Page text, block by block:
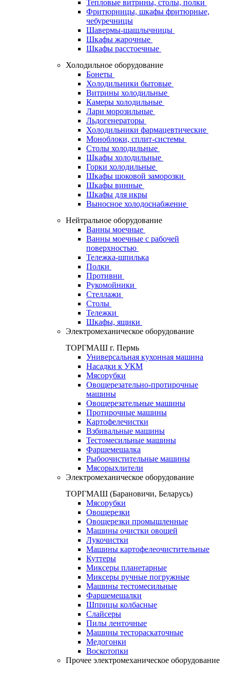
Тепловые витрины, столы, полки
Фритюрницы, шкафы фритюрные,
чебуречницы
Шавермы-шашлычницы
Шкафы жарочные
Шкафы расстоечные
Холодильное оборудование
Бонеты
Холодильники бытовые
Витрины холодильные
Камеры холодильные
Лари морозильные
Льдогенераторы
Холодильники фармацевтические
Моноблоки, сплит-системы
Столы холодильные
Шкафы холодильные
Горки холодильные
Шкафы шоковой заморозки
Шкафы винные
Шкафы для икры
Выносное холодоснабжение
Нейтральное оборудование
Ванны моечные
Ванны моечные с рабочей
поверхностью
Тележка-шпилька
Полки
Противни
Рукомойники
Стеллажи
Столы
Тележки
Шкафы, ящики
Электромеханическое оборудование
ТОРГМАШ г. Пермь
Универсальная кухонная машина
Насадки к УКМ
Мясорубки
Овощерезательно-протирочные
машины
Овощерезательные машины
Протирочные машины
Картофелечистки
Взбивальные машины
Тестомесильные машины
Фаршемешалка
Рыбоочистительные машины
Мясорыхлители
Электромеханическое оборудование
ТОРГМАШ (Барановичи, Беларусь)
Мясорубки
Овощерезки
Овощерезки промышленные
Машины очистки овощей
Лукочистки
Машины картофелеочистительные
Куттеры
Миксеры планетарные
Миксеры ручные погружные
Машины тестомесильные
Фаршемешалки
Шприцы колбасные
Слайсеры
Пилы ленточные
Машины тестораскаточные
Медогонки
Воскотопки
Прочее электромеханическое оборудование